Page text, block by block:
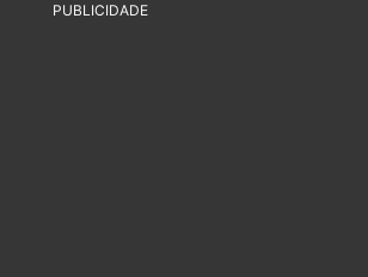
PUBLICIDADE